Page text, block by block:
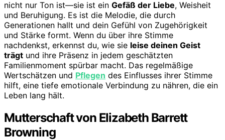
nicht nur Ton ist—sie ist ein Gefäß der Liebe, Weisheit
und Beruhigung. Es ist die Melodie, die durch
Generationen hallt und dein Gefühl von Zugehörigkeit
und Stärke formt. Wenn du über ihre Stimme
nachdenkst, erkennst du, wie sie leise deinen Geist
trägt und ihre Präsenz in jedem geschätzten
Familienmoment spürbar macht. Das regelmäßige
Wertschätzen und Pflegen des Einflusses ihrer Stimme
hilft, eine tiefe emotionale Verbindung zu nähren, die ein
Leben lang hält.
Mutterschaft von Elizabeth Barrett
Browning